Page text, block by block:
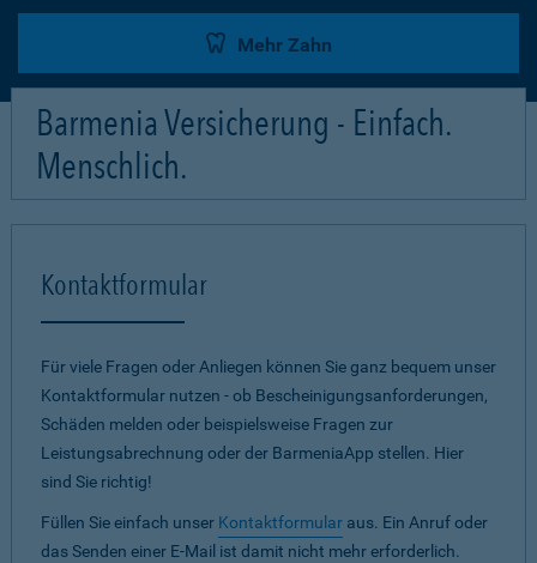
Mehr Zahn
Barmenia Versicherung - Einfach.
Menschlich.
Kontaktformular
Für viele Fragen oder Anliegen können Sie ganz bequem unser
Kontaktformular nutzen - ob Bescheinigungsanforderungen,
Schäden melden oder beispielsweise Fragen zur
Leistungsabrechnung oder der BarmeniaApp stellen. Hier
sind Sie richtig!
Füllen Sie einfach unser Kontaktformular aus. Ein Anruf oder
das Senden einer E-Mail ist damit nicht mehr erforderlich.